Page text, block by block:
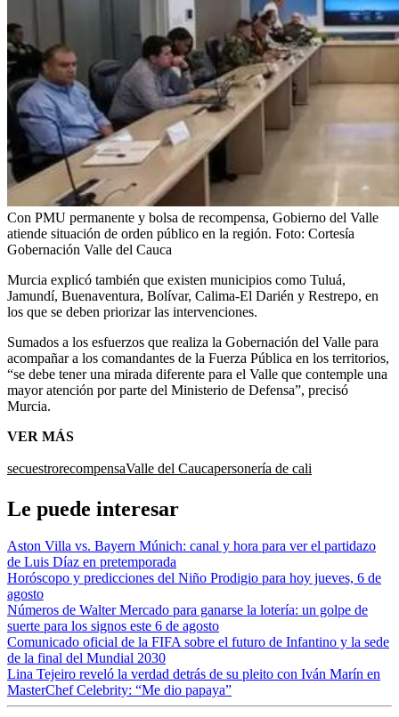
Con PMU permanente y bolsa de recompensa, Gobierno del Valle
atiende situación de orden público en la región. Foto: Cortesía
Gobernación Valle del Cauca
Murcia explicó también que existen municipios como Tuluá,
Jamundí, Buenaventura, Bolívar, Calima-El Darién y Restrepo, en
los que se deben priorizar las intervenciones.
Sumados a los esfuerzos que realiza la Gobernación del Valle para
acompañar a los comandantes de la Fuerza Pública en los territorios,
“se debe tener una mirada diferente para el Valle que contemple una
mayor atención por parte del Ministerio de Defensa”, precisó
Murcia.
VER MÁS
secuestrorecompensaValle del Caucapersonería de cali
Le puede interesar
Aston Villa vs. Bayern Múnich: canal y hora para ver el partidazo
de Luis Díaz en pretemporada
Horóscopo y predicciones del Niño Prodigio para hoy jueves, 6 de
agosto
Números de Walter Mercado para ganarse la lotería: un golpe de
suerte para los signos este 6 de agosto
Comunicado oficial de la FIFA sobre el futuro de Infantino y la sede
de la final del Mundial 2030
Lina Tejeiro reveló la verdad detrás de su pleito con Iván Marín en
MasterChef Celebrity: “Me dio papaya”